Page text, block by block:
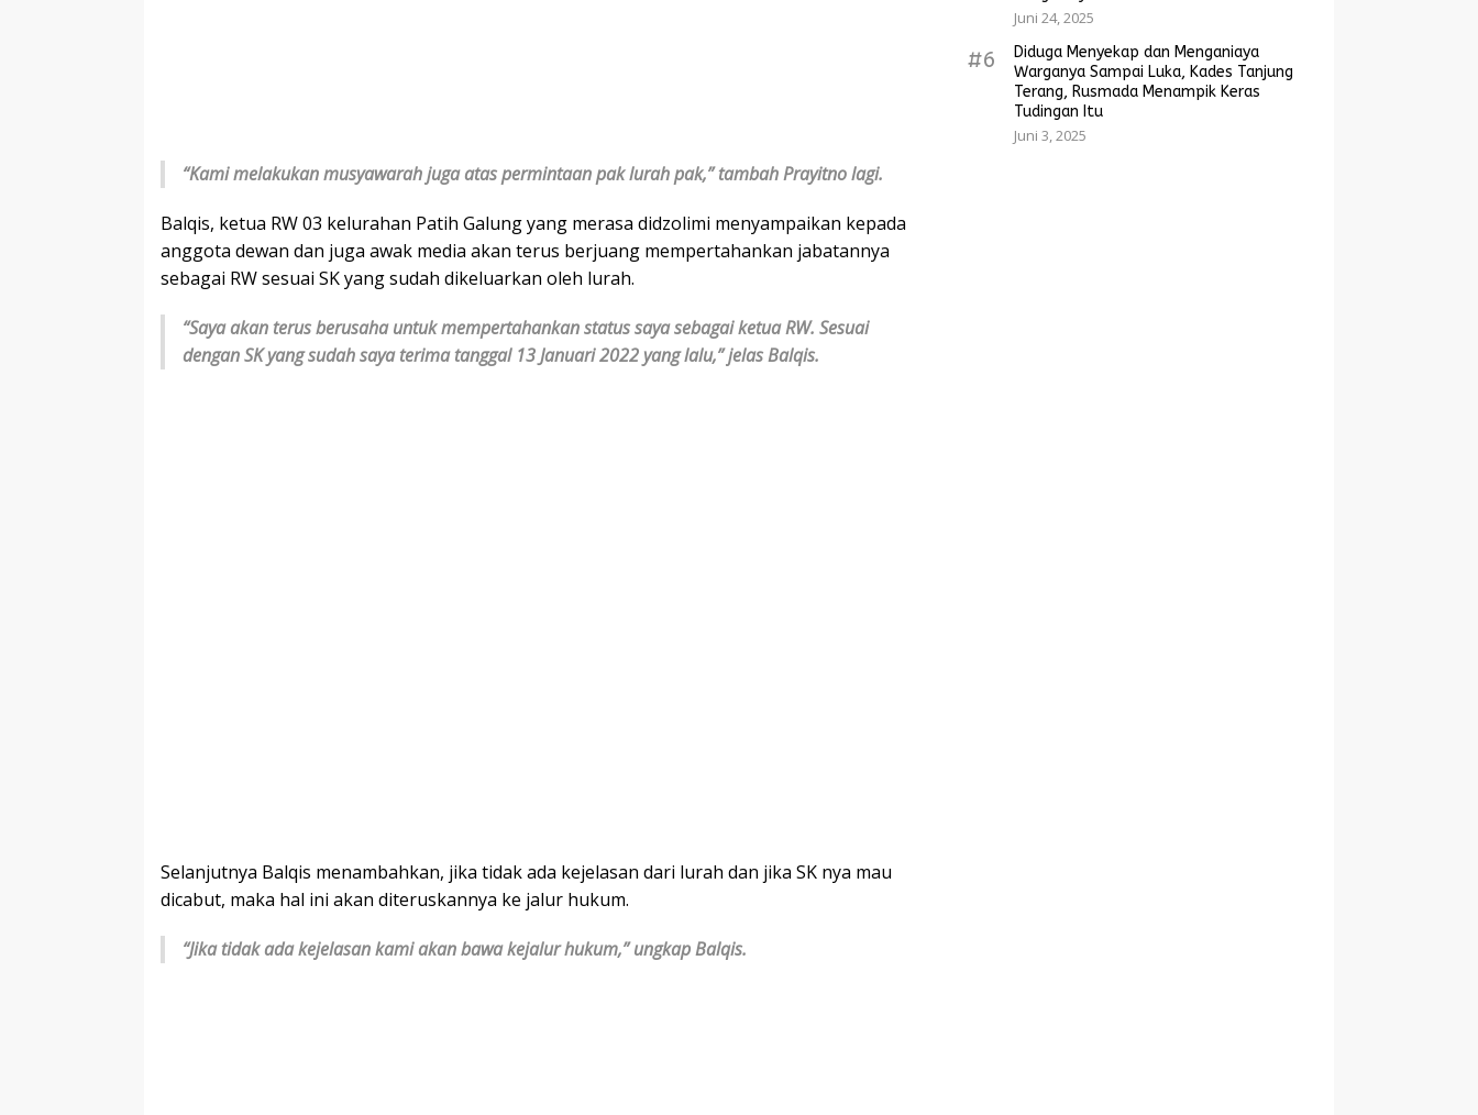
“Kami melakukan musyawarah juga atas permintaan pak lurah pak,” tambah Prayitno lagi.
Balqis, ketua RW 03 kelurahan Patih Galung yang merasa didzolimi menyampaikan kepada
anggota dewan dan juga awak media akan terus berjuang mempertahankan jabatannya
sebagai RW sesuai SK yang sudah dikeluarkan oleh lurah.
“Saya akan terus berusaha untuk mempertahankan status saya sebagai ketua RW. Sesuai
dengan SK yang sudah saya terima tanggal 13 Januari 2022 yang lalu,” jelas Balqis.
Selanjutnya Balqis menambahkan, jika tidak ada kejelasan dari lurah dan jika SK nya mau
dicabut, maka hal ini akan diteruskannya ke jalur hukum.
“Jika tidak ada kejelasan kami akan bawa kejalur hukum,” ungkap Balqis.
Juni 24, 2025
#6
Diduga Menyekap dan Menganiaya
Warganya Sampai Luka, Kades Tanjung
Terang, Rusmada Menampik Keras
Tudingan Itu
Juni 3, 2025